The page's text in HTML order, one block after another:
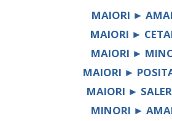
MAIORI ►
MAIORI ►
MAIORI ►
MAIORI ►
MAIORI ►
MINORI ►